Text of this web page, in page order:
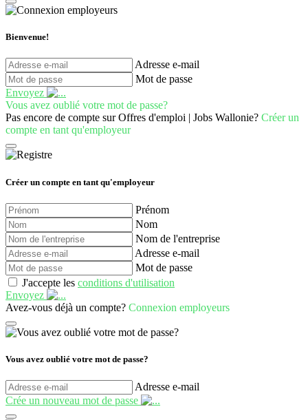
Bienvenue!
Adresse e-mail
Mot de passe
Envoyez
Vous avez oublié votre mot de passe?
Pas encore de compte sur Offres d'emploi | Jobs Wallonie? Créer un
compte en tant qu'employeur
Créer un compte en tant qu'employeur
Prénom
Nom
Nom de l'entreprise
Adresse e-mail
Mot de passe
J'accepte les conditions d'utilisation
Envoyez
Avez-vous déjà un compte? Connexion employeurs
Vous avez oublié votre mot de passe?
Adresse e-mail
Crée un nouveau mot de passe